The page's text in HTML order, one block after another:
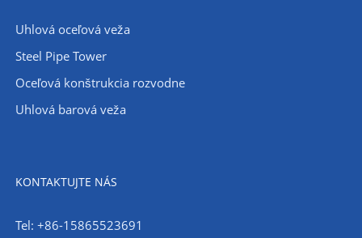
Uhlová oceľová veža
Steel Pipe Tower
Oceľová konštrukcia rozvodne
Uhlová barová veža
KONTAKTUJTE NÁS
Tel: +86-15865523691